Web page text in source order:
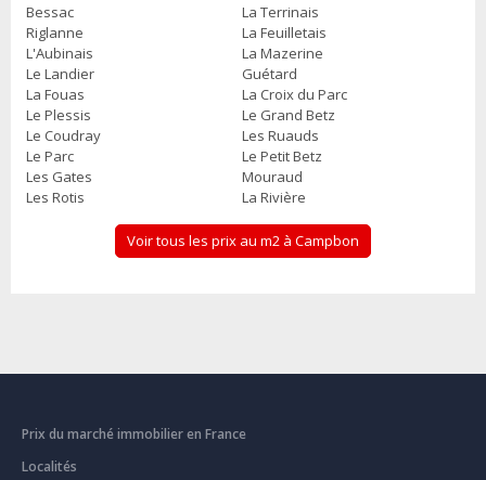
Bessac
La Terrinais
Riglanne
La Feuilletais
L'Aubinais
La Mazerine
Le Landier
Guétard
La Fouas
La Croix du Parc
Le Plessis
Le Grand Betz
Le Coudray
Les Ruauds
Le Parc
Le Petit Betz
Les Gates
Mouraud
Les Rotis
La Rivière
Voir tous les prix au m2 à Campbon
Prix du marché immobilier en France
Localités